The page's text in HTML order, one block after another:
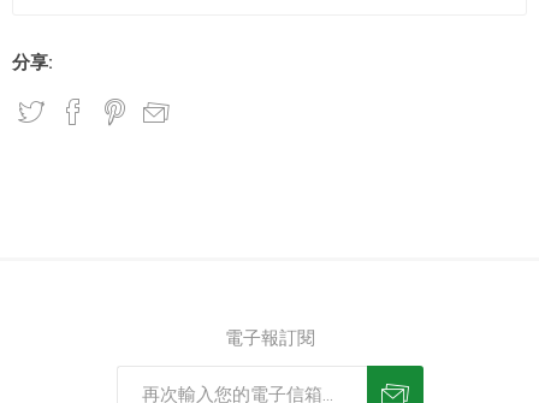
分享:
電子報訂閱